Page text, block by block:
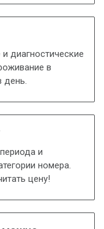
диагностические
в
день.
и
номера.
цену!